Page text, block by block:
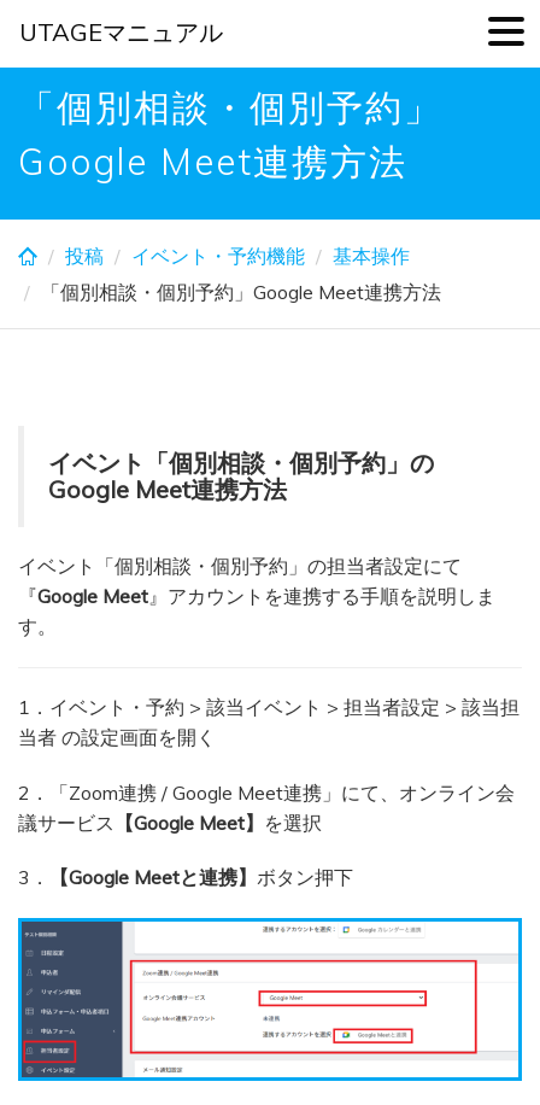
Skip
content
「個別相談・個別予約」
Google Meet連携方法
投稿 イベント・予約機能
基本操作
「個別相談・個別予約」Google Meet連携方法
イベント「個別相談・個別予約」の
Google Meet連携方法
イベント「個別相談・個別予約」の担当者設定にて
『Google Meet』アカウントを連携する手順を説明しま
す。
1．イベント・予約 > 該当イベント > 担当者設定 > 該当担
当者 の設定画面を開く
2．「Zoom連携 / Google Meet連携」にて、オンライン会
議サービス 【Google Meet】 を選択
3． 【Google Meetと連携】 ボタン押下
UTAGEマニュアル